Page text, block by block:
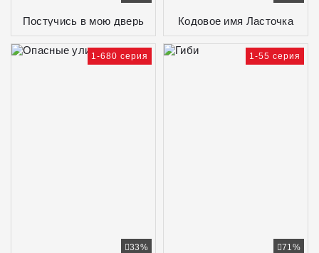
Постучись в мою дверь Кодовое имя Ласточка
33%
1-680 серия
71%
1-55 серия